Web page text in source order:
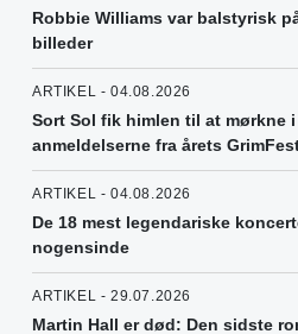
Robbie Williams var balstyrisk
billeder
ARTIKEL - 04.08.2026
Sort Sol fik himlen til at mørkne
anmeldelserne fra årets
ARTIKEL - 04.08.2026
De 18 mest legendariske
nogensinde
ARTIKEL - 29.07.2026
Martin Hall er død: Den sidste